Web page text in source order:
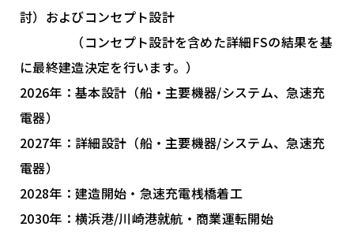
討）およびコンセプト設計
（コンセプト設計を含めた詳細FSの結果を基
に最終建造決定を行います。）
2026年：基本設計（船・主要機器/システム、急速充
電器）
2027年：詳細設計（船・主要機器/システム、急速充
電器）
2028年：建造開始・急速充電桟橋着工
2030年：横浜港/川崎港就航・商業運転開始